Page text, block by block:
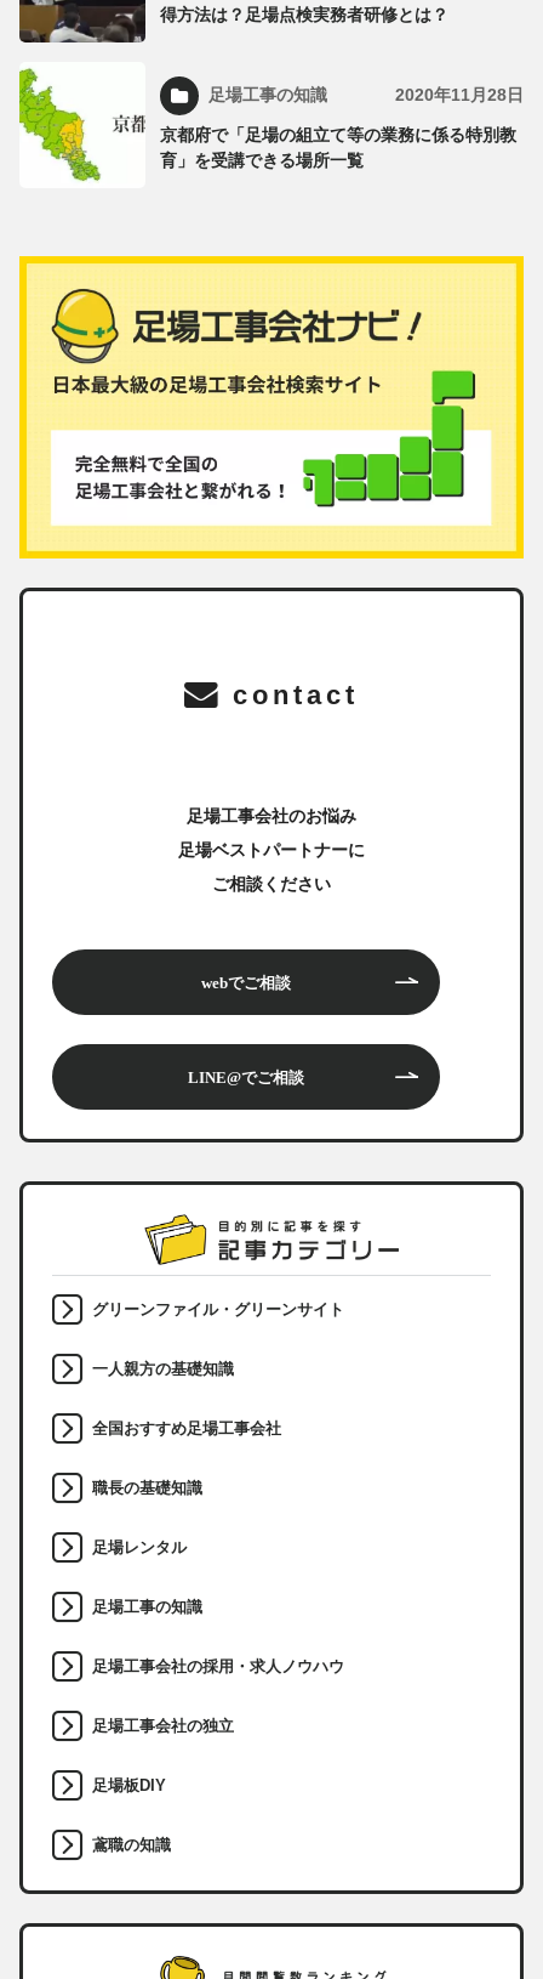
得方法は？足場点検実務者研修とは？
足場工事の知識 2020年11月28日
京都府で「足場の組立て等の業務に係る特別教
育」を受講できる場所一覧
contact
足場工事会社のお悩み
足場ベストパートナーに
ご相談ください
webでご相談
LINE@でご相談
グリーンファイル・グリーンサイト
一人親方の基礎知識
全国おすすめ足場工事会社
職長の基礎知識
足場レンタル
足場工事の知識
足場工事会社の採用・求人ノウハウ
足場工事会社の独立
足場板DIY
鳶職の知識